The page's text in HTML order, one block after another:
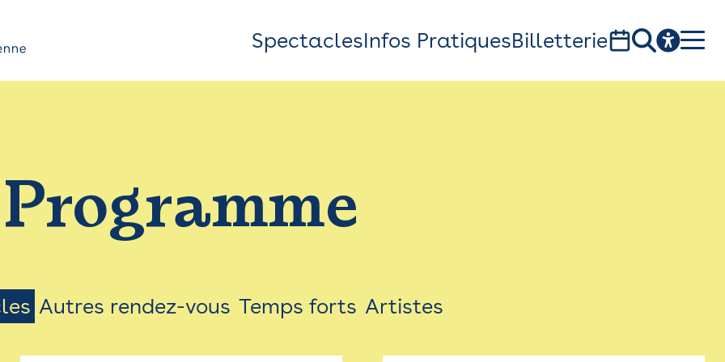
Top
Bar
Menu
SpectaclesInfos PratiquesBilletterie
1, av. du Chateau d'eau - 31300 Toulouse
Programme
Autres rendez-vous Temps forts Artistes